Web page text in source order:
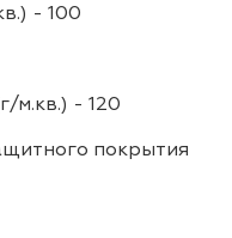
- 100
м.кв.) - 120
покрытия